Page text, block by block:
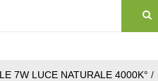
7W LUCE NATURALE 4000K° /